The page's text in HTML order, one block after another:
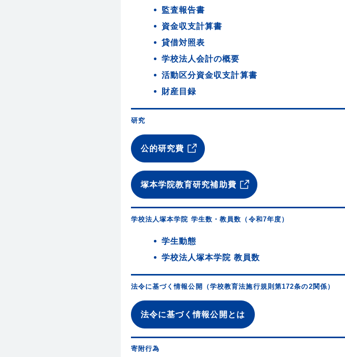
監査報告書
資金収支計算書
貸借対照表
学校法人会計の概要
活動区分資金収支計算書
財産目録
研究
公的研究費
塚本学院教育研究補助費
学校法人塚本学院 学生数・教員数（令和7年度）
学生動態
学校法人塚本学院 教員数
法令に基づく情報公開（学校教育法施行規則第172条の2関係）
法令に基づく情報公開とは
寄附行為